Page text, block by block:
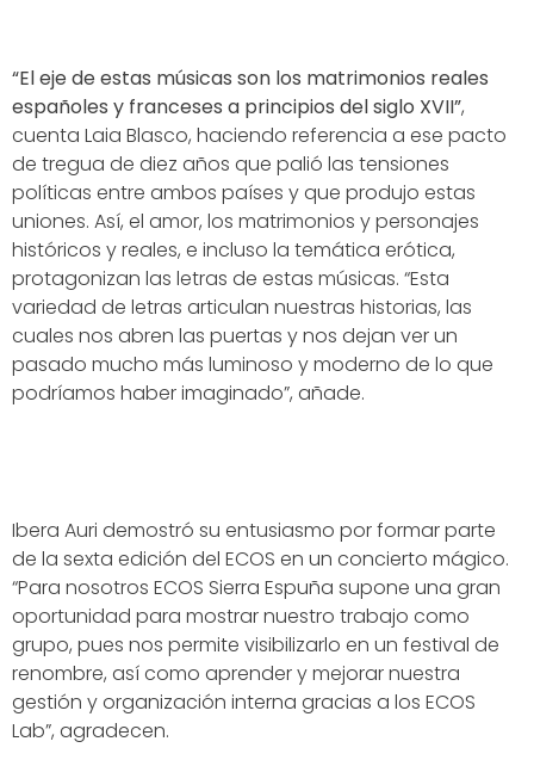
“El eje de estas músicas son los matrimonios reales
españoles y franceses a principios del siglo XVII”,
cuenta Laia Blasco, haciendo referencia a ese pacto
de tregua de diez años que palió las tensiones
políticas entre ambos países y que produjo estas
uniones. Así, el amor, los matrimonios y personajes
históricos y reales, e incluso la temática erótica,
protagonizan las letras de estas músicas. “Esta
variedad de letras articulan nuestras historias, las
cuales nos abren las puertas y nos dejan ver un
pasado mucho más luminoso y moderno de lo que
podríamos haber imaginado”, añade.
Ibera Auri demostró su entusiasmo por formar parte
de la sexta edición del ECOS en un concierto mágico.
“Para nosotros ECOS Sierra Espuña supone una gran
oportunidad para mostrar nuestro trabajo como
grupo, pues nos permite visibilizarlo en un festival de
renombre, así como aprender y mejorar nuestra
gestión y organización interna gracias a los ECOS
Lab”, agradecen.